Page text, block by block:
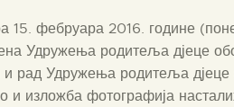
15. фебруара 2016. године
Удружења родитеља дјеце
и рад Удружења родитеља
и изложба фотографија